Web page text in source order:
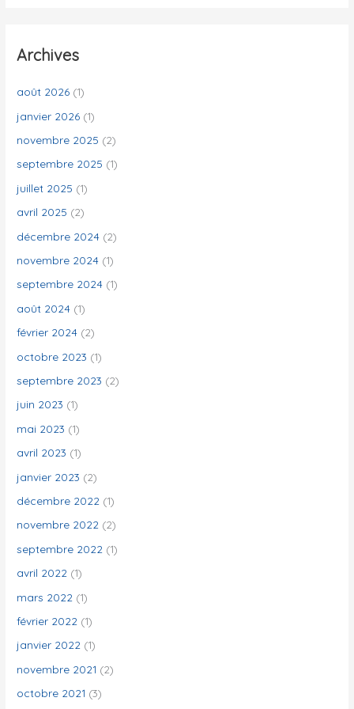
e
c
h
:
Archives
août 2026 (1)
janvier 2026 (1)
novembre 2025 (2)
septembre 2025 (1)
juillet 2025 (1)
avril 2025 (2)
décembre 2024 (2)
novembre 2024 (1)
septembre 2024 (1)
août 2024 (1)
février 2024 (2)
octobre 2023 (1)
septembre 2023 (2)
juin 2023 (1)
mai 2023 (1)
avril 2023 (1)
janvier 2023 (2)
décembre 2022 (1)
novembre 2022 (2)
septembre 2022 (1)
avril 2022 (1)
mars 2022 (1)
février 2022 (1)
janvier 2022 (1)
novembre 2021 (2)
octobre 2021 (3)